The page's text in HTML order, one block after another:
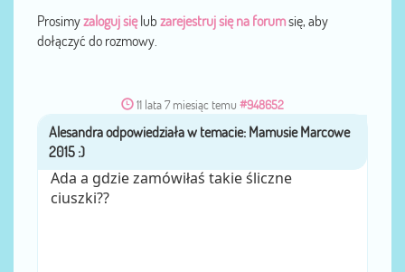
Prosimyzaloguj sięlub zarejestruj się na forumsię, aby
dołączyć do rozmowy.
11 lata 7 miesiąc temu #948652
przezAlesandra
Ada a gdzie zamówiłaś takie śliczne
ciuszki??